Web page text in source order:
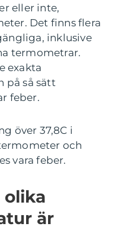
eller inte,
Det finns flera
inklusive
termometrar.
exakta
på så sätt
feber.
över 37,8C i
och
vara feber.
olika
är